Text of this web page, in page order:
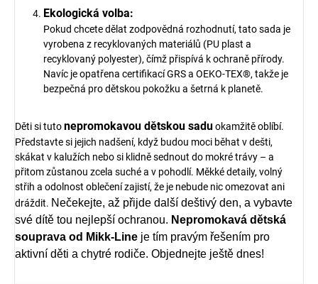
Ekologická volba:
Pokud chcete dělat zodpovědná rozhodnutí, tato sada je
vyrobena z recyklovaných materiálů (PU plast a
recyklovaný polyester), čímž přispívá k ochraně přírody.
Navíc je opatřena certifikací GRS a OEKO-TEX®, takže je
bezpečná pro dětskou pokožku a šetrná k planetě.
Děti si tutonepromokavou dětskou saduokamžitě oblíbí.
Představte si jejich nadšení, když budou moci běhat v dešti,
skákat v kalužích nebo si klidně sednout do mokré trávy – a
přitom zůstanou zcela suché a v pohodlí. Měkké detaily, volný
střih a odolnost oblečení zajistí, že je nebude nic omezovat ani
dráždit. Nečekejte, až přijde další deštivý den, a vybavte
své dítě tou nejlepší ochranou. Nepromokavá dětská
souprava od Mikk-Line je tím pravým řešením pro
aktivní děti a chytré rodiče. Objednejte ještě dnes!